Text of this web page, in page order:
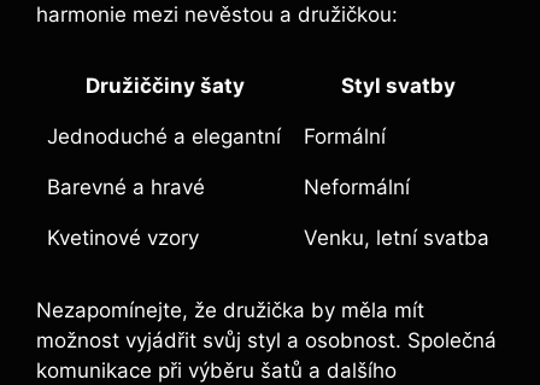
harmonie mezi ⁤nevěstou a družičkou:
Družiččiny šaty Styl svatby
Jednoduché a elegantní Formální
Barevné a hravé Neformální
Kvetinové vzory Venku, letní svatba
Nezapomínejte, že⁣ družička by měla mít
možnost vyjádřit svůj⁢ styl a osobnost. Společná
komunikace při výběru ‌šatů a dalšího